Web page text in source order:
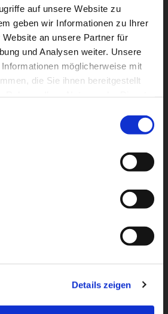
auf unsere Website zu
geben wir Informationen zu Ihrer
an unsere Partner für
und Analysen weiter. Unsere
möglicherweise mit
die Sie ihnen bereitgestellt
Details zeigen
Sie auch